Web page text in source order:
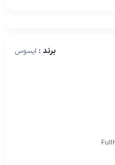
برند : ایسوس